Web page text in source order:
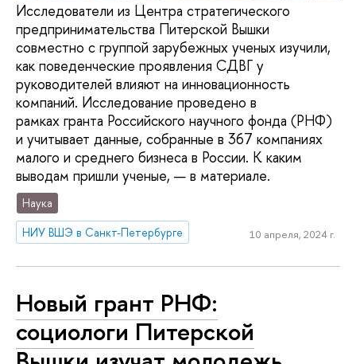
Исследователи из Центра стратегического
предпринимательства Питерской Вышки
совместно с группой зарубежных ученых изучили,
как поведенческие проявления СДВГ у
руководителей влияют на инновационность
компаний. Исследование проведено в
рамках гранта Российского научного фонда (РНФ)
и учитывает данные, собранные в 367 компаниях
малого и среднего бизнеса в России. К каким
выводам пришли ученые, — в материале.
Наука
НИУ ВШЭ в Санкт-Петербурге
10 апреля, 2024 г.
Новый грант РНФ:
социологи Питерской